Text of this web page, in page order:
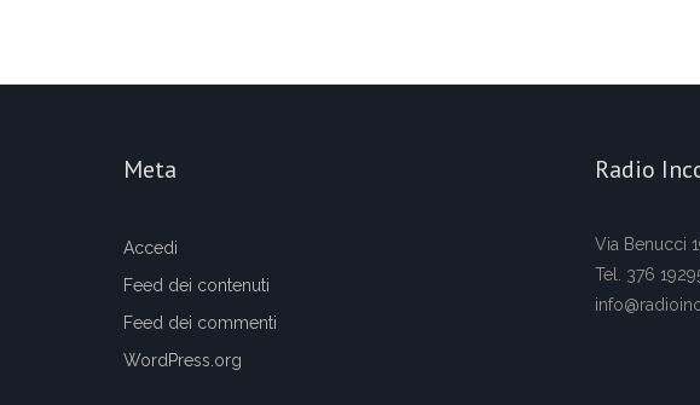
Meta
Accedi
Feed dei contenuti
Feed dei commenti
WordPress.org
Radio
Via Benucci
Tel. 376